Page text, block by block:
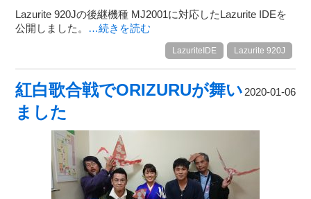
Lazurite 920Jの後継機種 MJ2001に対応したLazurite IDEを
公開しました。 …続きを読む
Lazurite 920J
LazuriteIDE
2020-01-06
紅白歌合戦でORIZURUが舞い
ました